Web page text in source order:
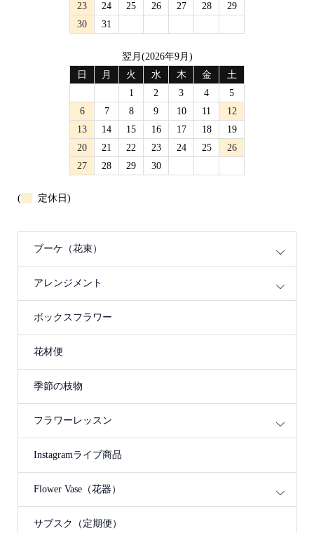
23
24 25 26 27 28
29
30
31
翌月(2026年9月)
日
月 火 水 木 金
土
1
2 3 4
5
6
7 8 9 10 11
12
13
14 15 16 17 18
19
20
21 22 23 24 25
26
27
28 29 30
( 定休日)
ブーケ（花束）
アレンジメント
ボックスフラワー
花材便
季節の枝物
フラワーレッスン
Instagramライブ商品
Flower Vase（花器）
サブスク（定期便）